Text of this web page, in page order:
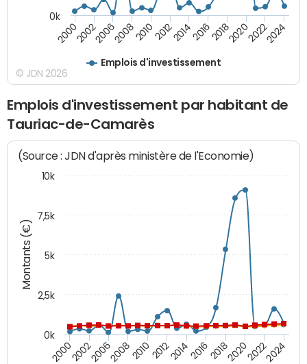
Emplois d'investissement
200020022006200820102012201420162018202020222024
0k
© JDN 2026
Emplois d'investissement par habitant de
Tauriac-de-Camarès
Montants (€)
(Source : JDN d'après ministère de l'Economie)
200020022006200820102012201420162018202020222024
0k
2,5k
5k
7,5k
10k